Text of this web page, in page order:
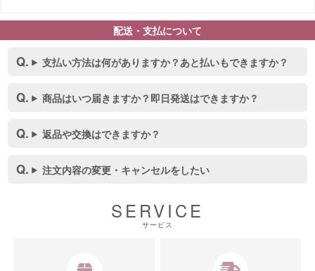
配送・支払について
支払い方法は何がありますか？あと払いもできますか？
商品はいつ届きますか？即日発送はできますか？
返品や交換はできますか？
注文内容の変更・キャンセルをしたい
SERVICE
サービス